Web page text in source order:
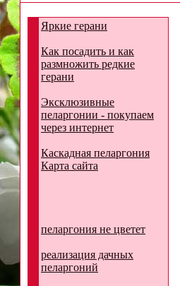
Яркие герани
Как посадить и как
размножить редкие
герани
Эксклюзивные
пеларгонии - покупаем
через интернет
Каскадная пеларгония
Карта сайта
пеларгония не цветет
реализация дачных
пеларгоний